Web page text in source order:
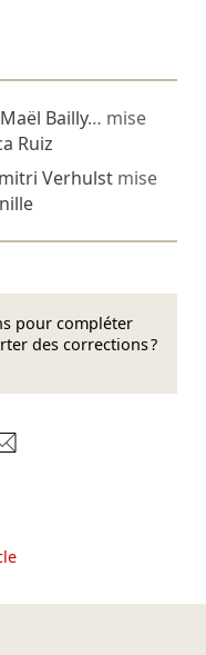
Maël Bailly… mise
Ruiz
Verhulstmise
pour compléter
des corrections ?
Mastodon
sur Bluesky
sur Facebook